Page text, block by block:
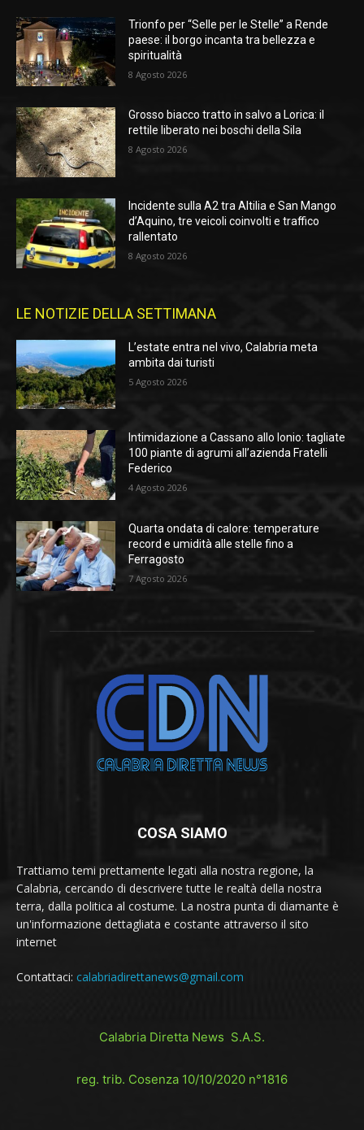
Trionfo per “Selle per le Stelle” a Rende
paese: il borgo incanta tra bellezza e
spiritualità
8 Agosto 2026
Grosso biacco tratto in salvo a Lorica: il
rettile liberato nei boschi della Sila
8 Agosto 2026
Incidente sulla A2 tra Altilia e San Mango
d’Aquino, tre veicoli coinvolti e traffico
rallentato
8 Agosto 2026
LE NOTIZIE DELLA SETTIMANA
L’estate entra nel vivo, Calabria meta
ambita dai turisti
5 Agosto 2026
Intimidazione a Cassano allo Ionio: tagliate
100 piante di agrumi all’azienda Fratelli
Federico
4 Agosto 2026
Quarta ondata di calore: temperature
record e umidità alle stelle fino a
Ferragosto
7 Agosto 2026
COSA SIAMO
Trattiamo temi prettamente legati alla nostra regione, la
Calabria, cercando di descrivere tutte le realtà della nostra
terra, dalla politica al costume. La nostra punta di diamante è
un'informazione dettagliata e costante attraverso il sito
internet
Contattaci: calabriadirettanews@gmail.com
Calabria Diretta News S.A.S.
reg. trib. Cosenza 10/10/2020 n°1816